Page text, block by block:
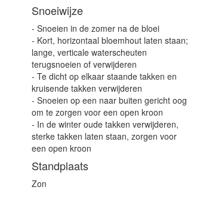
Snoeiwijze
- Snoeien in de zomer na de bloei
- Kort, horizontaal bloemhout laten staan;
lange, verticale waterscheuten
terugsnoeien of verwijderen
- Te dicht op elkaar staande takken en
kruisende takken verwijderen
- Snoeien op een naar buiten gericht oog
om te zorgen voor een open kroon
- In de winter oude takken verwijderen,
sterke takken laten staan, zorgen voor
een open kroon
Standplaats
Zon